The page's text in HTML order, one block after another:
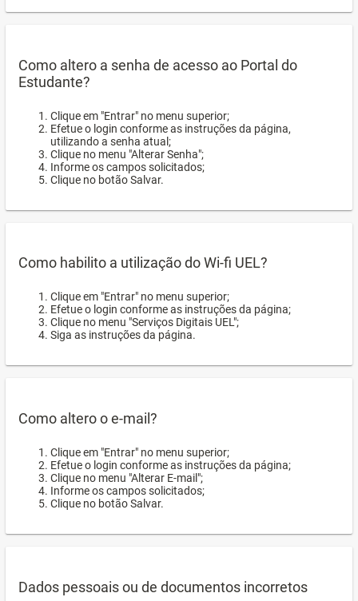
Como altero a senha de acesso ao Portal do
Estudante?
Clique em "Entrar" no menu superior;
Efetue o login conforme as instruções da página,
utilizando a senha atual;
Clique no menu "Alterar Senha";
Informe os campos solicitados;
Clique no botão Salvar.
Como habilito a utilização do Wi-fi UEL?
Clique em "Entrar" no menu superior;
Efetue o login conforme as instruções da página;
Clique no menu "Serviços Digitais UEL";
Siga as instruções da página.
Como altero o e-mail?
Clique em "Entrar" no menu superior;
Efetue o login conforme as instruções da página;
Clique no menu "Alterar E-mail";
Informe os campos solicitados;
Clique no botão Salvar.
Dados pessoais ou de documentos incorretos